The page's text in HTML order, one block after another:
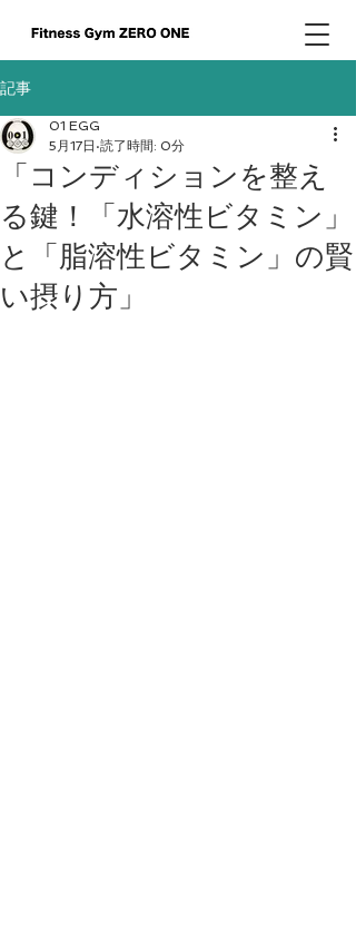
記事
「コンディションを整え
る鍵！「水溶性ビタミン」
と「脂溶性ビタミン」の賢
い摂り方」
01 EGG
5月17日 読了時間: 0分